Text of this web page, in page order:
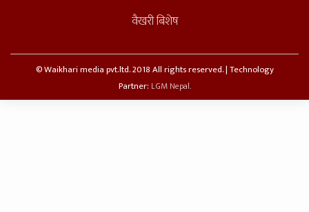
वैखरी बिशेष
© Waikhari media pvt.ltd. 2018 All rights reserved. | Technology
Partner: LGM Nepal.